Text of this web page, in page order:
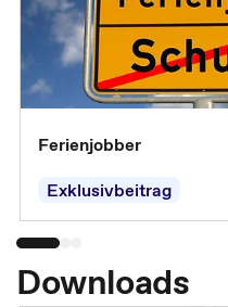
Ferienjobber
Exklusivbeitrag
Downloads